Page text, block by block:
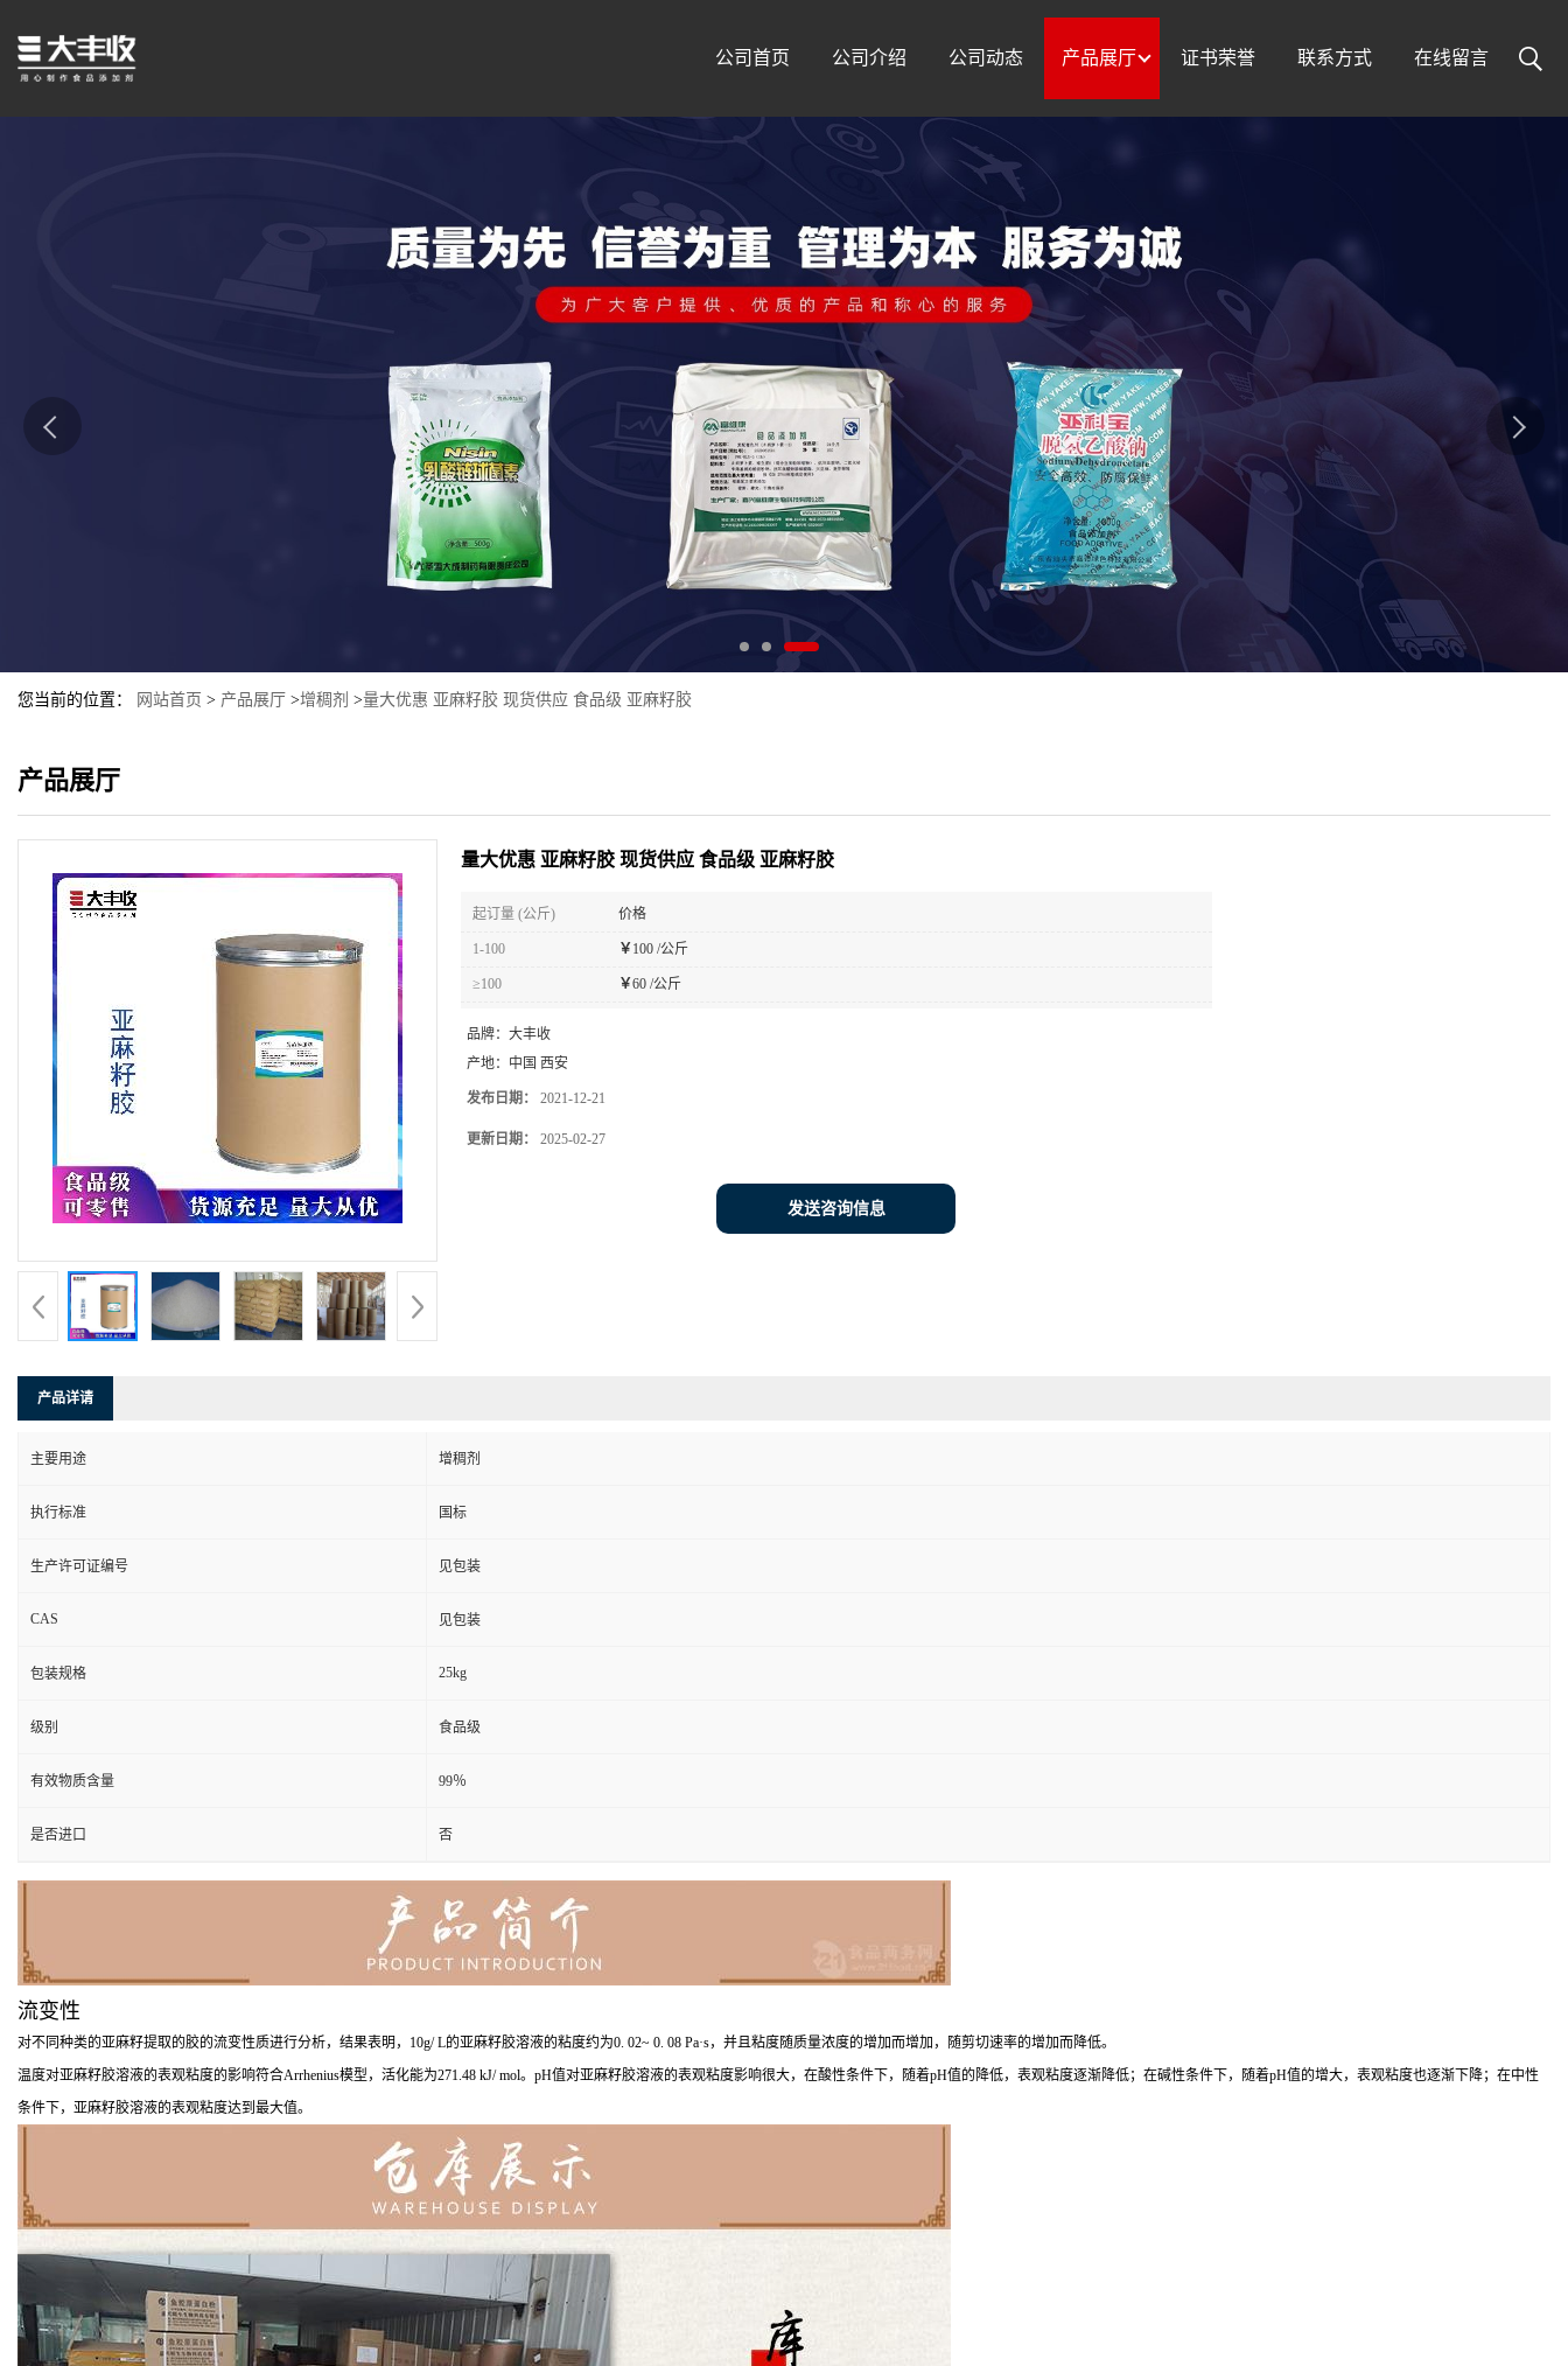
公司首页 公司介绍 公司动态 产品展厅 证书荣誉 联系方式 在线留言
您当前的位置： 网站首页 > 产品展厅 >增稠剂 >量大优惠 亚麻籽胶 现货供应 食品级 亚麻籽胶
产品展厅
量大优惠 亚麻籽胶 现货供应 食品级 亚麻籽胶
起订量 (公斤) 价格
1-100 ￥ 100 /公斤
≥100 ￥60 /公斤
品牌： 大丰收
产地： 中国 西安
发布日期： 2021-12-21
更新日期： 2025-02-27
发送咨询信息
产品详请
主要用途 增稠剂
执行标准 国标
生产许可证编号 见包装
CAS 见包装
包装规格 25kg
级别 食品级
有效物质含量 99％
是否进口 否
流变性
对不同种类的亚麻籽提取的胶的流变性质进行分析，结果表明，10g/ L的亚麻籽胶溶液的粘度约为0. 02~ 0. 08 Pa·s，并且粘度随质量浓度的增加而增加，随剪切速率的增加而降低。
温度对亚麻籽胶溶液的表观粘度的影响符合Arrhenius模型，活化能为271.48 kJ/ mol。pH值对亚麻籽胶溶液的表观粘度影响很大，在酸性条件下，随着pH值的降低，表观粘度逐渐降低；在碱性条件下，随着pH值的增大，表观粘度也逐渐下降；在中性
条件下，亚麻籽胶溶液的表观粘度达到最大值。